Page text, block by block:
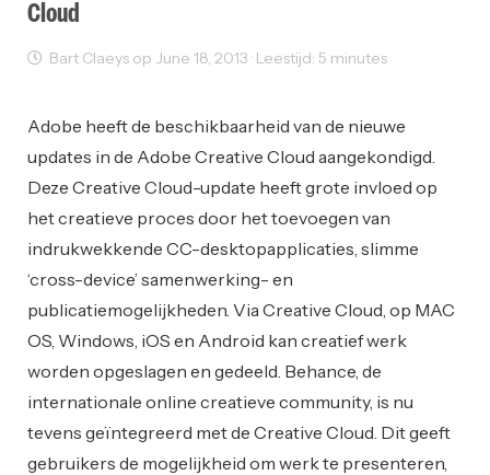
Cloud
Bart Claeys op June 18, 2013 · Leestijd: 5 minutes
Adobe heeft de beschikbaarheid van de nieuwe
updates in de Adobe Creative Cloud aangekondigd.
Deze Creative Cloud-update heeft grote invloed op
het creatieve proces door het toevoegen van
indrukwekkende CC-desktopapplicaties, slimme
‘cross-device’ samenwerking- en
publicatiemogelijkheden. Via Creative Cloud, op MAC
OS, Windows, iOS en Android kan creatief werk
worden opgeslagen en gedeeld. Behance, de
internationale online creatieve community, is nu
tevens geïntegreerd met de Creative Cloud. Dit geeft
gebruikers de mogelijkheid om werk te presenteren,